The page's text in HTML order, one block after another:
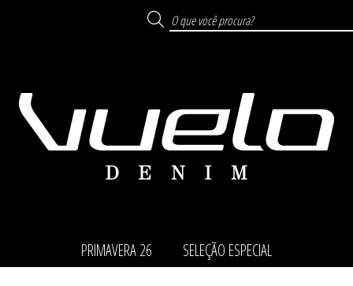
PRIMAVERA 26 SELEÇÃO ESPECIAL